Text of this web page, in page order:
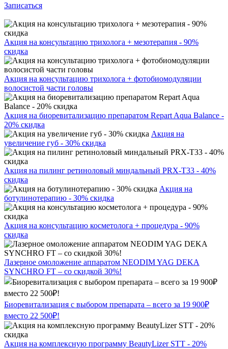
Записаться
Акция на консультацию трихолога + мезотерапия - 90%
скидка
Акция на консультацию трихолога + фотобиомодуляции
волосистой части головы
Акция на биоревитализацию препаратом Repart Aqua Balance -
20% скидка
Акция на
увеличение губ - 30% скидка
Акция на пилинг ретиноловый миндальный PRX-T33 - 40%
скидка
Акция на
ботулинотерапию - 30% скидка
Акция на консультацию косметолога + процедура - 90%
скидка
Лазерное омоложение аппаратом NEODIM YAG DEKA
SYNCHRO FT – со скидкой 30%!
Биоревитализация с выбором препарата – всего за 19 900₽
вместо 22 500₽!
Акция на комплексную программу BeautyLizer STT - 20%